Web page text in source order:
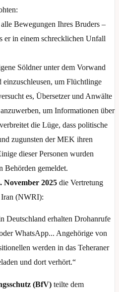
Bewegungen Ihres Bruders –
er in einem schrecklichen Unfall
Söldner unter dem Vorwand
um Flüchtlinge
es, Übersetzer und Anwälte
um Informationen über
die Lüge, dass politische
zugunsten der MEK ihren
dieser Personen wurden
Behörden gemeldet.
November 2025 die Vertretung
Iran (NWRI):
Deutschland erhalten Drohanrufe
WhatsApp... Angehörige von
werden in das Teheraner
und dort verhört.“
(BfV) teilte dem